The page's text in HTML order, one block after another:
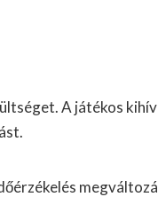
A játékos